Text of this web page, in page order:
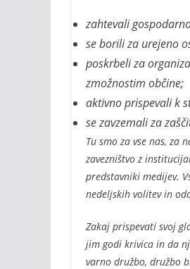
zahtevali
se borili za urejeno
poskrbeli za
zmožnostim občine;
aktivno prispevali k
se zavzemali za
Tu smo za vse nas,
zavezništvo z
predstavniki medijev.
nedeljskih volitev in
Zakaj prispevati svoj
jim godi krivica in da
varno družbo, družbo